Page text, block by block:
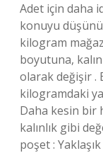
Adet için daha
konuyu
kilogram
boyutuna,
olarak değişir .
kilogramdaki
Daha kesin bir
kalınlık gibi
poşet :